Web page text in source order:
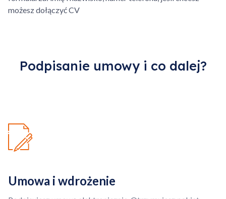
kilometrówka, ponad
możesz dołączyć CV
Podpisanie umowy i co dalej?
Umowa i wdrożenie
Przejdź do koszyka